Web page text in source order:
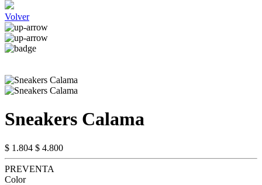
Volver
Sneakers Calama
$ 1.804 $ 4.800
PREVENTA
Color